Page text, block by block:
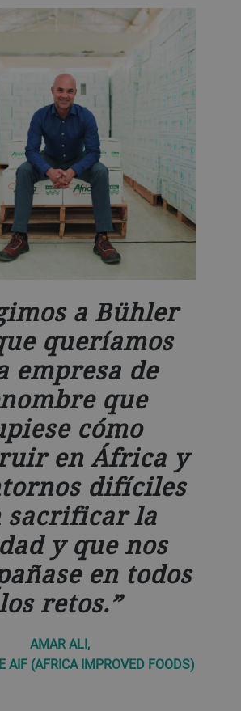
a Bühler
queríamos
empresa de
que
cómo
en África y
difíciles
sacrificar la
y que nos
en todos
retos.
AMAR ALI,
AIF (AFRICA IMPROVED FOODS)